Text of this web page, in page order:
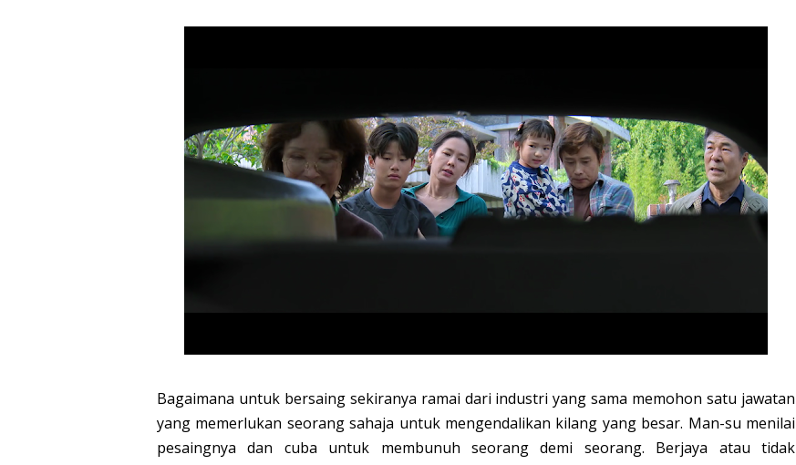
Bagaimana untuk bersaing sekiranya ramai dari industri yang sama memohon satu jawatan
yang memerlukan seorang sahaja untuk mengendalikan kilang yang besar. Man-su menilai
pesaingnya dan cuba untuk membunuh seorang demi seorang. Berjaya atau tidak